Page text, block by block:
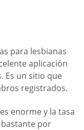
para lesbianas
aplicación
Es un sitio que
registrados.
enorme y la tasa
por